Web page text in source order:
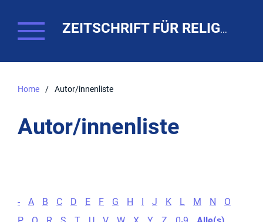
ZEITSCHRIFT FÜR RELIGIONSPÄDAGOGIK. THEO-WEB
Home / Autor/innenliste
Autor/innenliste
- A B C D E F G H I J K L M N
O